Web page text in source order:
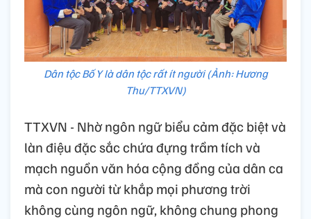
Dân tộc Bố Y là dân tộc rất ít người (Ảnh: Hương
Thu/TTXVN)
TTXVN - Nhờ ngôn ngữ biểu cảm đặc biệt và
làn điệu đặc sắc chứa đựng trầm tích và
mạch nguồn văn hóa cộng đồng của dân ca
mà con người từ khắp mọi phương trời
không cùng ngôn ngữ, không chung phong